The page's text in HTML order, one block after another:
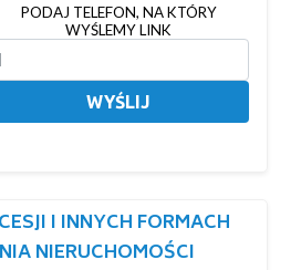
PODAJ TELEFON, NA KTÓRY
WYŚLEMY LINK
WYŚLIJ
I INNYCH FORMACH
NIERUCHOMOŚCI